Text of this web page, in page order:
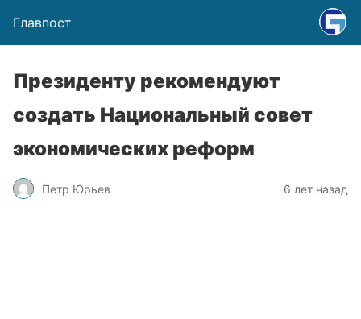
Главпост
Президенту рекомендуют
создать Национальный совет
экономических реформ
Петр Юрьев 6 лет назад